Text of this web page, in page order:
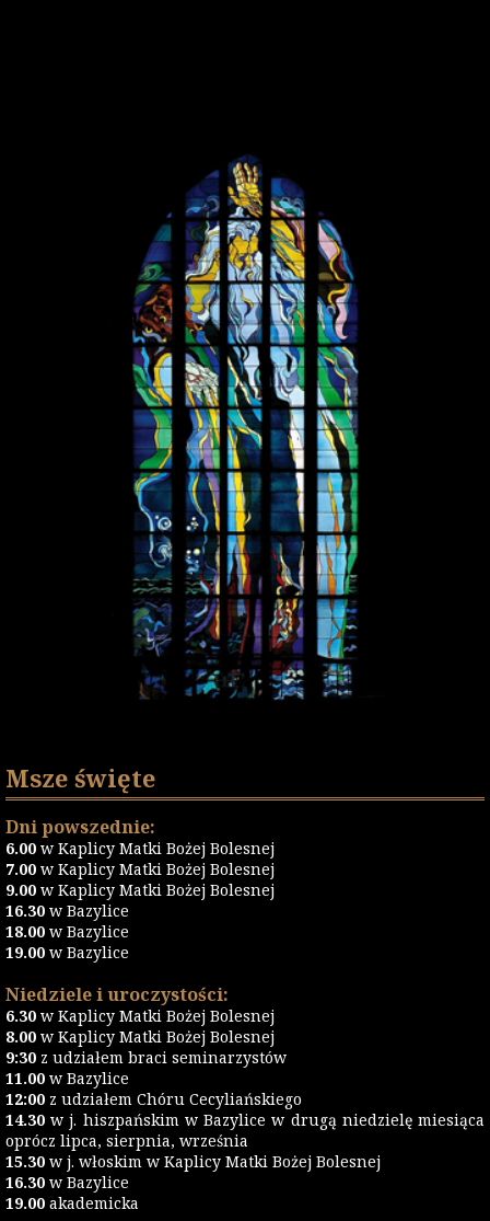
Msze święte
Dni powszednie:
6.00 w Kaplicy Matki Bożej Bolesnej
7.00 w Kaplicy Matki Bożej Bolesnej
9.00 w Kaplicy Matki Bożej Bolesnej
16.30 w Bazylice
18.00 w Bazylice
19.00 w Bazylice
Niedziele i uroczystości:
6.30 w Kaplicy Matki Bożej Bolesnej
8.00 w Kaplicy Matki Bożej Bolesnej
9:30 z udziałem braci seminarzystów
11.00 w Bazylice
12:00 z udziałem Chóru Cecyliańskiego
14.30 w j. hiszpańskim w Bazylice w drugą niedzielę miesiąca
oprócz lipca, sierpnia, września
15.30 w j. włoskim w Kaplicy Matki Bożej Bolesnej
16.30 w Bazylice
19.00 akademicka